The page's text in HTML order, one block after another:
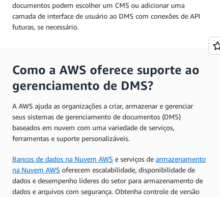
documentos podem escolher um CMS ou adicionar uma
camada de interface de usuário ao DMS com conexões de API
futuras, se necessário.
Como a AWS oferece suporte ao
gerenciamento de DMS?
A AWS ajuda as organizações a criar, armazenar e gerenciar
seus sistemas de gerenciamento de documentos (DMS)
baseados em nuvem com uma variedade de serviços,
ferramentas e suporte personalizáveis.
Bancos de dados na Nuvem AWS e serviços de armazenamento
na Nuvem AWS oferecem escalabilidade, disponibilidade de
dados e desempenho líderes do setor para armazenamento de
dados e arquivos com segurança. Obtenha controle de versão